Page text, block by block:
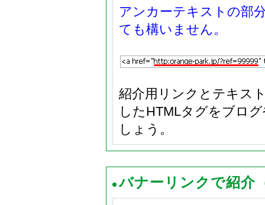
アンカーテキストの部
ても構いません。
紹介用リンクとテキス
したHTMLタグをブロ
しょう。
バナーリンクで紹介